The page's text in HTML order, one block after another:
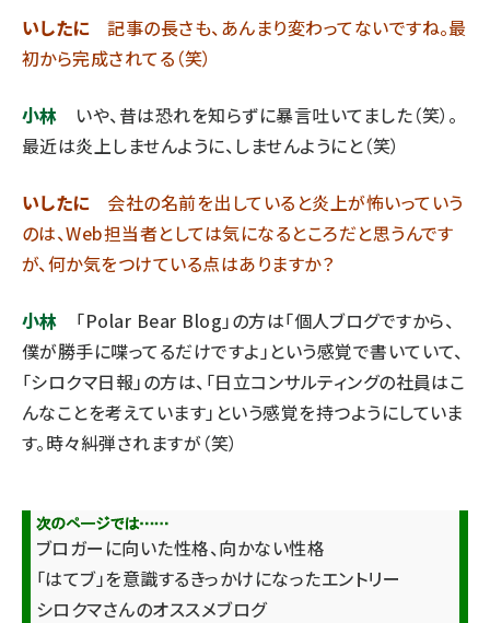
いしたに記事の長さも、あんまり変わってないですね。最
初から完成されてる（笑）
小林 いや、昔は恐れを知らずに暴言吐いてました（笑）。
最近は炎上しませんように、しませんようにと（笑）
いしたに会社の名前を出していると炎上が怖いっていう
のは、Web担当者としては気になるところだと思うんです
が、何か気をつけている点はありますか？
小林 「Polar Bear Blog」の方は「個人ブログですから、
僕が勝手に喋ってるだけですよ」という感覚で書いていて、
「シロクマ日報」の方は、「日立コンサルティングの社員はこ
んなことを考えています」という感覚を持つようにしていま
す。時々糾弾されますが（笑）
ブロガーに向いた性格、向かない性格
「はてブ」を意識するきっかけになったエントリー
シロクマさんのオススメブログ